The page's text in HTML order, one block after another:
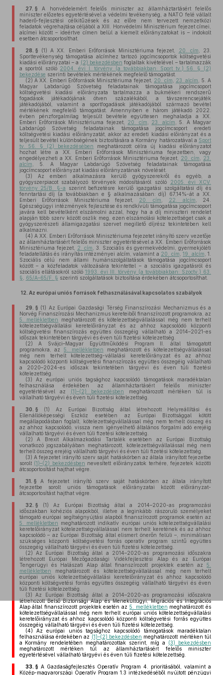
27. § A honvédelemért felelős miniszter az államháztartásért felelős
miniszter előzetes egyetértésével a védelmi tevékenység, a NATO felé vállalt
haderő-fejlesztési célkitűzések és az előre nem tervezett nemzetközi
feladatok végrehajtása céljából a XIII. Honvédelmi Minisztérium fejezet címei,
alcímei között – ideértve címen belül a kiemelt előirányzatokat is – indokolt
esetben átcsoportosíthat.
28. § (1) A XX. Emberi Erőforrások Minisztériuma fejezet, 20. cím , 23.
Sporttevékenység támogatása alcímhez tartozó jogcímcsoportok költségvetési
kiadási előirányzatai – a (2) bekezdésben foglaltak kivételével – tartalmazzák
a sportról szóló 2004. évi I. törvény (a továbbiakban: Sport tv.) 56. § (2)
bekezdése szerinti bevételek mértékének megfelelő támogatást.
(2) A XX. Emberi Erőforrások Minisztériuma fejezet, 20. cím 23. alcím
, 5. A
Magyar Labdarúgó Szövetség feladatainak támogatása jogcímcsoport
költségvetési kiadási előirányzata tartalmazza a bukmékeri rendszerű
fogadások játékadójának ötven százalékából, a távszerencsejáték
játékadójából, valamint a sportfogadások játékadójából származó bevétel
mértékének megfelelő támogatást. Amennyiben e három játékadó 2022.
évben pénzforgalmilag teljesült bevétele együttesen meghaladja a XX.
Emberi Erőforrások Minisztériuma fejezet, 20. cím 23. alcím , 5. A Magyar
Labdarúgó Szövetség feladatainak támogatása jogcímcsoport eredeti
költségvetési kiadási előirányzatát, akkor az eredeti kiadási előirányzat és a
teljesült bevétel különbségének biztosítására a Kormány határozatával a Sport
tv. 56. § (2) bekezdésében
meghatározott célra új kiadási előirányzatot
hozhat létre a XX. Emberi Erőforrások Minisztériuma fejezetben, vagy
engedélyezheti a XX. Emberi Erőforrások Minisztériuma fejezet, 20. cím
23.
alcím , 5. A Magyar Labdarúgó Szövetség feladatainak támogatása
jogcímcsoport előirányzat kiadási előirányzatának növelését.
(3) Az emberi alkalmazásra kerülő gyógyszerekről és egyéb, a
gyógyszerpiacot szabályozó törvények módosításáról szóló
2005. évi XCV.
törvény 25/B. §-a szerint befizetésre kerülő igazgatási szolgáltatási díj és
fenntartási díj (a továbbiakban e § alkalmazásában: díj) 67,14%-át a XX.
Emberi Erőforrások Minisztériuma fejezet, 20. cím 22. alcím , 24.
Egészségügyi intézmények fejlesztése és rendkívüli támogatása jogcímcsoport
javára kell bevételként elszámolni azzal, hogy ha a díj miniszteri rendelet
alapján több szerv között oszlik meg, ezen elszámolási kötelezettséget csak a
gyógyszerészeti államigazgatási szervet megillető díjrész tekintetében kell
alkalmazni.
(4) A XX. Emberi Erőforrások Minisztériuma fejezetet irányító szerv vezetője
az államháztartásért felelős miniszter egyetértésével a XX. Emberi Erőforrások
Minisztériuma fejezet, 2. cím , 3. Szociális és gyermekvédelmi, gyermekjóléti
feladatellátás és irányítás intézményei alcím, valamint a 20. cím 19. alcím , 1.
Szociális célú nem állami humánszolgáltatások támogatása jogcímcsoport
között – a közfeladatok változására tekintettel – a szociális igazgatásról és
szociális ellátásokról szóló 1993. évi III. törvény (a továbbiakban: Szoctv.) 63.
§
65/A–65/F. § szerinti szolgáltatások biztosítása érdekében átcsoportosíthat.
12. Az európai uniós források felhasználásával kapcsolatos szabályok
29. § (1) Az Európai Gazdasági Térség Finanszírozási Mechanizmus és a
Norvég Finanszírozási Mechanizmus kereteiből finanszírozott programokra, az
5. mellékletben
meghatározott és kötelezettségvállalással még nem terhelt
kötelezettségvállalási keretelőirányzat és az ahhoz kapcsolódó központi
költségvetési finanszírozás együttes összegéig vállalható a 2014–2021-es
időszak tekintetében tárgyévi és éven túli fizetési kötelezettség.
(2) A Svájci–Magyar Együttműködési Program II. által támogatott
programokra, az 5. mellékletben meghatározott és kötelezettségvállalással
még nem terhelt kötelezettség-vállalási keretelőirányzat és az ahhoz
kapcsolódó központi költségvetési finanszírozás együttes összegéig vállalható
a 2020–2024-es időszak tekintetében tárgyévi és éven túli fizetési
kötelezettség.
(3) Az európai uniós tagsághoz kapcsolódó támogatások maradéktalan
felhasználása érdekében az államháztartásért felelős miniszter
egyetértésével az
(1)–(2) bekezdésben meghatározott mértéken túl is
vállalható tárgyévi és éven túli fizetési kötelezettség.
30. § (1) Az Európai Bizottság által létrehozott Helyreállítási és
Ellenállóképességi Eszköz esetében az Európai Bizottsággal kötött
megállapodásban foglalt, kötelezettségvállalással még nem terhelt összeg és
az ahhoz kapcsolódó, vissza nem igényelhető általános forgalmi adó erejéig
vállalható tárgyévi és éven túli fizetési kötelezettség.
(2) A Brexit Alkalmazkodási Tartalék esetében az Európai Bizottság
vonatkozó jogszabályában meghatározott, kötelezettségvállalással még nem
terhelt összeg erejéig vállalható tárgyévi és éven túli fizetési kötelezettség.
(3) A fejezetet irányító szerv saját hatáskörben az általa irányított fejezetbe
sorolt (1)–(2) bekezdésben nevesített előirányzatok terhére, fejezetek közötti
átcsoportosítást hajthat végre.
31. § A fejezetet irányító szerv saját hatáskörben az általa irányított
fejezetbe sorolt uniós támogatások előirányzatai között előirányzat-
átcsoportosítást hajthat végre.
32. § (1) Az Európai Bizottság által a 2014–2020-as programozási
időszakban kohéziós alapokból, illetve a leginkább rászoruló személyeket
támogató európai segítségnyújtási alapból finanszírozott programok esetén az
5. mellékletben meghatározott indikatív európai uniós kötelezettségvállalási
keretelőirányzat kötelezettségvállalással nem terhelt keretének és az ahhoz
kapcsolódó – az Európai Bizottság által elismert önerőn felüli –, minimálisan
szükséges központi költségvetési forrás operatív program szintű együttes
összegéig vállalható tárgyévi és éven túli fizetési kötelezettség.
(2) Az Európai Bizottság által a 2014–2020-as programozási időszakra
létrehozott Európai Mezőgazdasági Vidékfejlesztési Alap és az Európai
Tengerügyi és Halászati Alap által finanszírozott projektek esetén az 5.
mellékletben meghatározott és kötelezettségvállalással még nem terhelt
európai uniós kötelezettségvállalási keretelőirányzat és ahhoz kapcsolódó
központi költségvetési forrás együttes összegéig vállalható tárgyévi és éven
túli fizetési kötelezettség.
(3) Az Európai Bizottság által a 2014–2020-as programozási időszakra
létrehozott Belső Biztonsági Alap és Menekültügyi, Migrációs és Integrációs
Alap által finanszírozott projektek esetén az 5. mellékletben meghatározott és
kötelezettségvállalással még nem terhelt európai uniós kötelezettségvállalási
keretelőirányzat és ahhoz kapcsolódó központi költségvetési forrás együttes
összegéig vállalható tárgyévi és éven túli fizetési kötelezettség.
(4) Az európai uniós tagsághoz kapcsolódó támogatások maradéktalan
felhasználása érdekében az (1)–(2) bekezdésben meghatározott mértéken túl
a Kormány rendeletében meghatározottak szerint, míg a (3) bekezdésben
meghatározott mértéken túl az államháztartásért felelős miniszter
egyetértésével vállalható tárgyévi és éven túli fizetési kötelezettség.
33. §A Gazdaságfejlesztés Operatív Program 4. prioritásából, valamint a
Közép-magyarországi Operatív Program 1.3 intézkedéséből nyújtott pénzügyi